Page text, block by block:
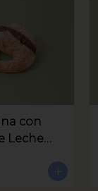
con
Leche